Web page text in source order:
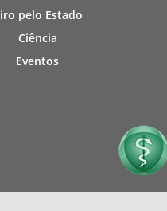
pelo Estado
Ciência
Eventos